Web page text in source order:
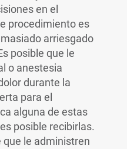
en el
procedimiento es
arriesgado
posible que le
o anestesia
durante la
para el
alguna de estas
posible recibirlas.
que le administren